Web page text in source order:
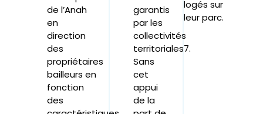
de l’Anah
en
direction
des
propriétaires
bailleurs en
fonction
des
garantis
par les
collectivités
territoriales7.
Sans
cet
appui
de la
logés sur
leur parc.